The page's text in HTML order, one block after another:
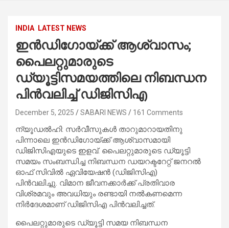
INDIA LATEST NEWS
ഇൻഡിഗോയ്ക്ക് ആശ്വാസം;
പൈലറ്റുമാരുടെ
ഡ്യൂട്ടിസമയത്തിലെ നിബന്ധന
പിൻവലിച്ച് ഡിജിസിഎ
December 5, 2025 SABARI NEWS 161 Comments
ന്യൂഡൽഹി: സർവീസുകൾ താറുമാറായതിനു
പിന്നാലെ ഇൻഡിഗോയ്ക്ക് ആശ്വാസമായി
ഡിജിസിഎയുടെ ഇളവ്. പൈലറ്റുമാരുടെ ഡ്യൂട്ടി
സമയം സംബന്ധിച്ച നിബന്ധന ഡയറക്ടറേറ്റ് ജനറൽ
ഓഫ് സിവിൽ ഏവിയേഷൻ (ഡിജിസിഎ)
പിൻവലിച്ചു. വിമാന ജീവനക്കാർക്ക് പ്രതിവാര
വിശ്രമവും അവധിയും രണ്ടായി നൽകണമെന്ന
നിർദേശമാണ് ഡിജിസിഎ പിൻവലിച്ചത്.
പൈലറ്റുമാരുടെ ഡ്യൂട്ടി സമയ നിബന്ധന